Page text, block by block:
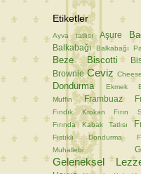
Etiketler
Ayva tatlısı Aşure
Balkabağı Balkabağı
Beze Biscotti
Brownie Ceviz
Dondurma Ekmek
Muffin
Frambuaz
Fındık Krokan
Fırın
Fırında Kabak Tatlısı
Fıstıklı Dondurma
Muhallebi
Geleneksel